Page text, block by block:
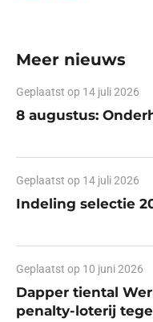
Meer nieuws
Geplaatst op 14 juli 2026
8 augustus:
Geplaatst op 14 juli 2026
Indeling selectie
Geplaatst op 10 juni 2026
Dapper tiental
penalty-loterij